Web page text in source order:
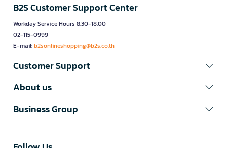
B2S Customer Support Center
Workday Service Hours 8.30-18.00
02-115-0999
E-mail:b2sonlineshopping@b2s.co.th
Customer Support
About us
Business Group